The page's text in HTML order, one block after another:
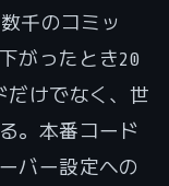
千のコミッ
がったとき20
だけでなく、世
。本番コード
バー設定への